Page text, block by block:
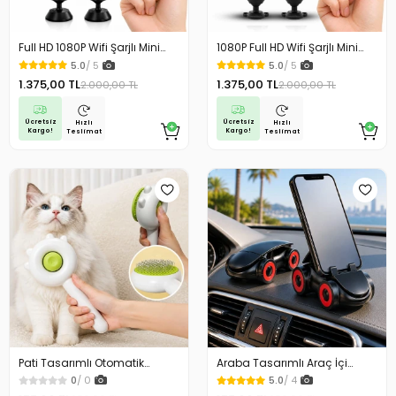
Full HD 1080P Wifi Şarjlı Mini
Güvenlik Kamerası Geniş Açılı
Balık Gözü Maksimum
Görüntü Kalitesi
5.0/ 5
1.375,00 TL2.000,00 TL
Ücretsiz
Kargo!
Hızlı
Teslimat
1080P Full HD Wifi Şarjlı Mini
Güvenlik Kamerası Geniş Açılı
Balık Gözü Maksimum
Görüntü Kalitesi
5.0/ 5
1.375,00 TL2.000,00 TL
Ücretsiz
Kargo!
Hızlı
Teslimat
Pati Tasarımlı Otomatik
Temizlenen Evcil Hayvan
Fırçası
0/ 0
Araba Tasarımlı Araç İçi
Telefon Tutucu 360 Dönebilen
Ayarlı
5.0/ 4